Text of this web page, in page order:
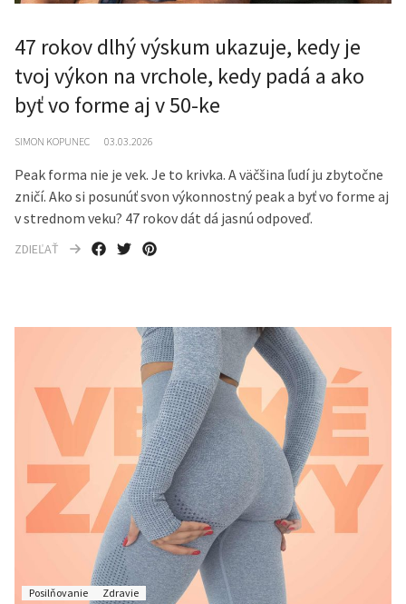
47 rokov dlhý výskum ukazuje, kedy je
tvoj výkon na vrchole, kedy padá a ako
byť vo forme aj v 50-ke
SIMON KOPUNEC 03.03.2026
Peak forma nie je vek. Je to krivka. A väčšina ľudí ju zbytočne
zničí. Ako si posunúť svon výkonnostný peak a byť vo forme aj
v strednom veku? 47 rokov dát dá jasnú odpoveď.
ZDIEĽAŤ
Posilňovanie Zdravie